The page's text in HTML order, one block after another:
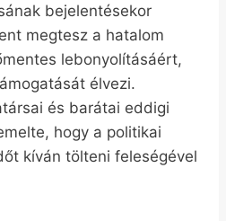
bejelentésekor
megtesz a hatalom
lebonyolításáért,
élvezi.
és barátai eddigi
hogy a politikai
kíván tölteni feleségével